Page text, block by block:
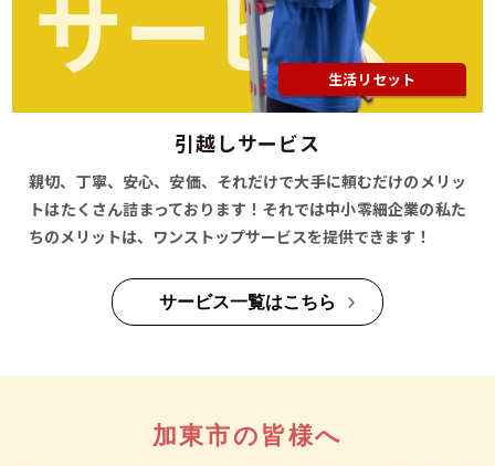
サービス
生活リセット
引越しサービス
親切、丁寧、安心、安価、それだけで大手に頼むだけのメリッ
トはたくさん詰まっております！それでは中小零細企業の私た
ちのメリットは、ワンストップサービスを提供できます！
サービス一覧はこちら
加東市の皆様へ